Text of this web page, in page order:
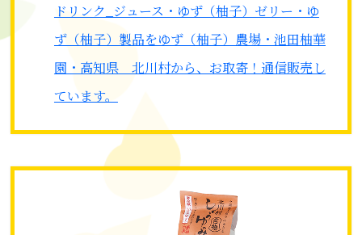
ドリンク_ジュース・ゆず（柚子）ゼリー・ゆ
ず（柚子）製品をゆず（柚子）農場・池田柚華
園・高知県 北川村から、お取寄！通信販売し
ています。